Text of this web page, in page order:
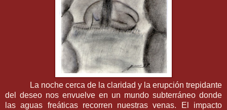
La noche cerca de la claridad y la erupción trepidante
del deseo nos envuelve en un mundo subterráneo donde
las aguas freáticas recorren nuestras venas. El impacto